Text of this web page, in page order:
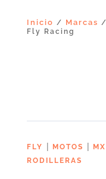
Inicio / Marcas /
Fly Racing
FLY | MOTOS |
RODILLERAS